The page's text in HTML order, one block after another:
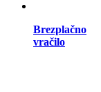
Brezplačno
vračilo